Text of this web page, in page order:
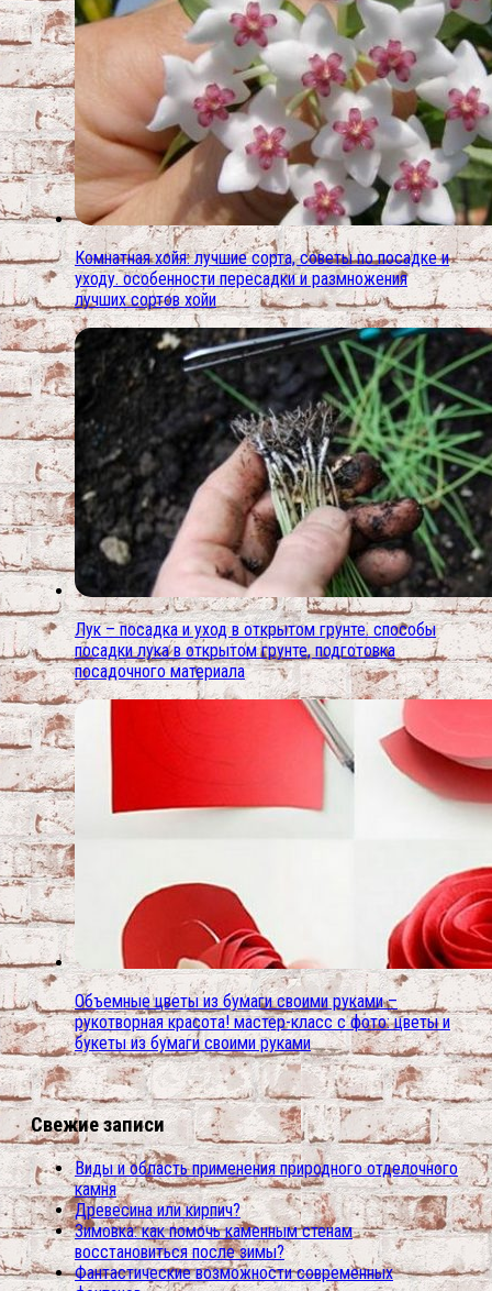
Комнатная хойя: лучшие сорта, советы по посадке и
уходу. особенности пересадки и размножения
лучших сортов хойи
Лук – посадка и уход в открытом грунте. способы
посадки лука в открытом грунте, подготовка
посадочного материала
Объемные цветы из бумаги своими руками –
рукотворная красота! мастер-класс с фото: цветы и
букеты из бумаги своими руками
Свежие записи
Виды и область применения природного отделочного
камня
Древесина или кирпич?
Зимовка: как помочь каменным стенам
восстановиться после зимы?
Фантастические возможности современных